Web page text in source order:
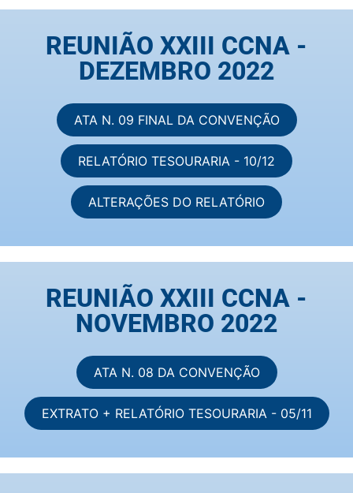
REUNIÃO XXIII CCNA -
DEZEMBRO 2022
ATA N. 09 FINAL DA CONVENÇÃO
RELATÓRIO TESOURARIA - 10/12
ALTERAÇÕES DO RELATÓRIO
REUNIÃO XXIII CCNA -
NOVEMBRO 2022
ATA N. 08 DA CONVENÇÃO
EXTRATO + RELATÓRIO TESOURARIA - 05/11